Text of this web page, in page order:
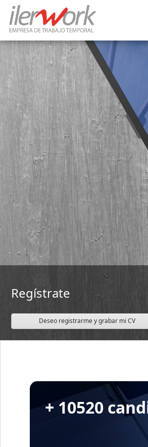
Regístrate
Deseo registrarme y grabar mi CV
+ 10520